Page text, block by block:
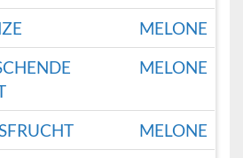
MELONE
K
MELONE
MELONE